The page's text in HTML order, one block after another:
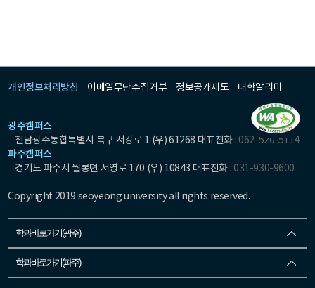
개인정보처리방침 이메일무단수집거부 정보공개제도 대학알리미
광주캠퍼스
전남광주통합특별시 북구 서강로 1 (우) 61268 대표전화 :062-520-5114
파주캠퍼스
경기도 파주시 월롱면 서영로 170 (우) 10843 대표전화 :031-930-9600
Copyright 2019 seoyeong university all rights reserved.
학과바로가기(광주)
학과바로가기(파주)